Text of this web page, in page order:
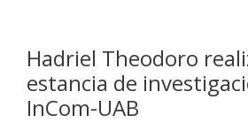
Hadriel Theodoro
estancia de
InCom-UAB